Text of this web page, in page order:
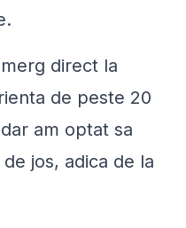
direct la
de peste 20
am optat sa
jos, adica de la